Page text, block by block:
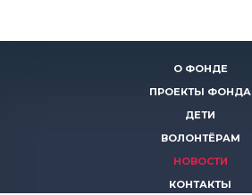
О ФОНДЕ
ПРОЕКТЫ ФОНДА
ДЕТИ
ВОЛОНТЁРАМ
НОВОСТИ
КОНТАКТЫ